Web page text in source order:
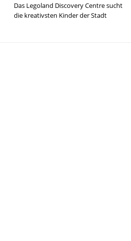
Das Legoland Discovery Centre sucht
die kreativsten Kinder der Stadt